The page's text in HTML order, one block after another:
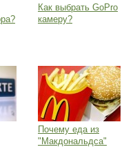
Как выбрать GoPro
камеру?
Почему еда из
"Макдональдса"